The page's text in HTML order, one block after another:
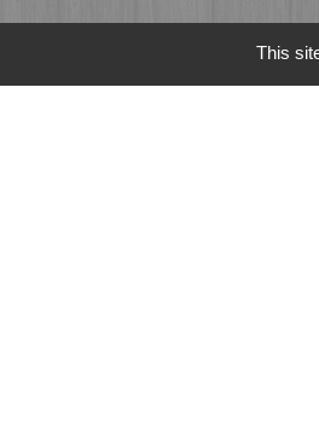
This